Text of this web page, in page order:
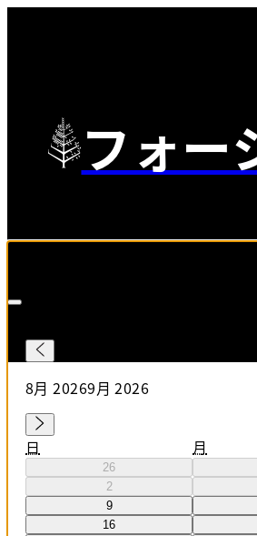
フォー
8月 20269月 2026
日 月
26
2
9
16